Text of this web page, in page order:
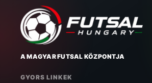
A MAGYAR FUTSAL KÖZPONTJA
GYORS LINKEK